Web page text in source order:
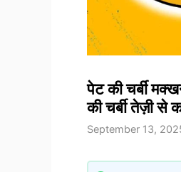
पेट की चर्बी
की चर्बी तेज़ी से
September 13,